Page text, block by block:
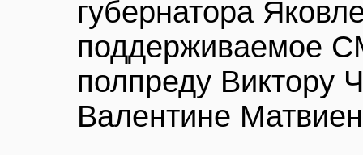
губернатора
поддерживаемое
полпреду Виктору
Валентине